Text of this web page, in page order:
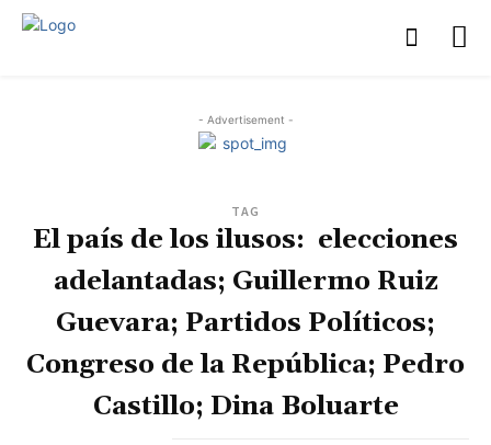
- Advertisement -
TAG
El país de los ilusos: elecciones
adelantadas; Guillermo Ruiz
Guevara; Partidos Políticos;
Congreso de la República; Pedro
Castillo; Dina Boluarte